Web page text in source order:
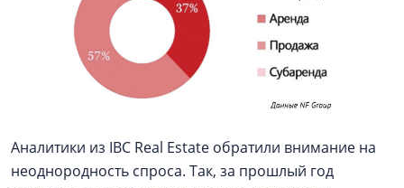
Аналитики из IBC Real Estate обратили внимание на
неоднородность спроса. Так, за прошлый год